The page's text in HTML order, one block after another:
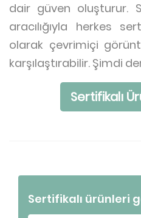
dair güven oluşturur.
aracılığıyla herkes
olarak çevrimiçi
karşılaştırabilir. Şimdi
Sertifikalı
Sertifikalı ürünleri